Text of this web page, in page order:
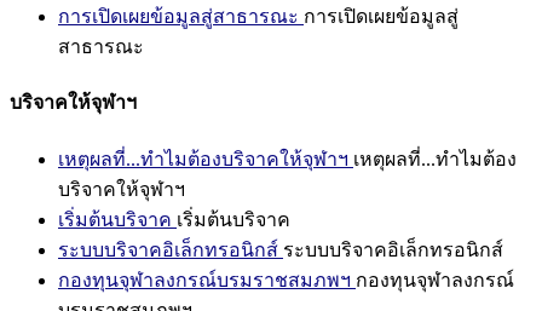
การเปิดเผยข้อมูลสู่สาธารณะ การเปิดเผยข้อมูลสู่
สาธารณะ
บริจาคให้จุฬาฯ
เหตุผลที่...ทำไมต้องบริจาคให้จุฬาฯ เหตุผลที่...ทำไมต้อง
บริจาคให้จุฬาฯ
เริ่มต้นบริจาค เริ่มต้นบริจาค
ระบบบริจาคอิเล็กทรอนิกส์ ระบบบริจาคอิเล็กทรอนิกส์
กองทุนจุฬาลงกรณ์บรมราชสมภพฯ กองทุนจุฬาลงกรณ์